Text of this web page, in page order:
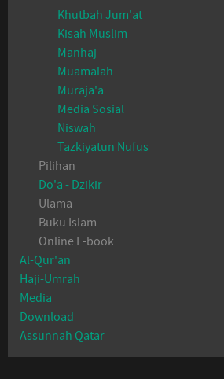
Khutbah Jum'at
Kisah Muslim
Manhaj
Muamalah
Muraja'a
Media Sosial
Niswah
Tazkiyatun Nufus
Pilihan
Do'a - Dzikir
Ulama
Buku Islam
Online E-book
Al-Qur'an
Haji-Umrah
Media
Download
Assunnah Qatar